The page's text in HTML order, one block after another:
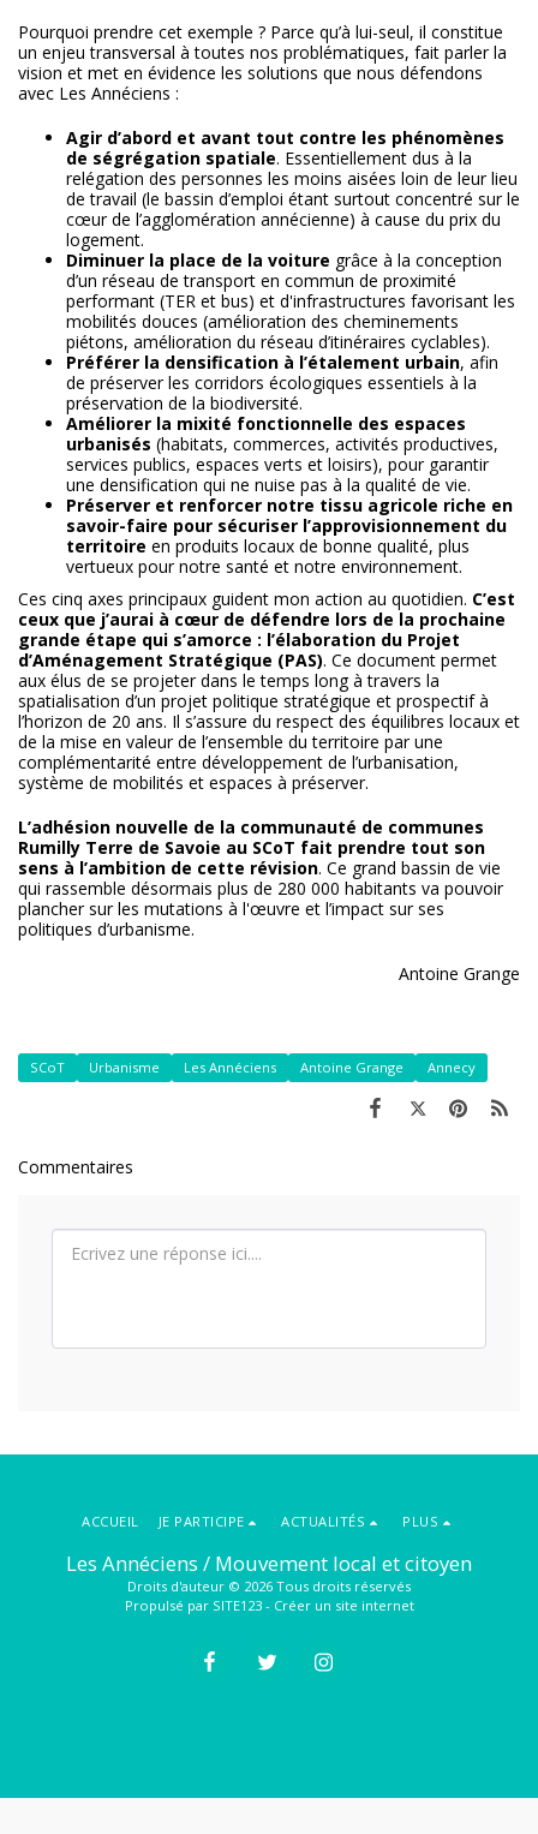
Pourquoi prendre cet exemple ? Parce qu’à lui-seul, il constitue
un enjeu transversal à toutes nos problématiques, fait parler la
vision et met en évidence les solutions que nous défendons
avec Les Annéciens :
Agir d’abord et avant tout contre les phénomènes
de ségrégation spatiale. Essentiellement dus à la
relégation des personnes les moins aisées loin de leur lieu
de travail (le bassin d’emploi étant surtout concentré sur le
cœur de l’agglomération annécienne) à cause du prix du
logement.
Diminuer la place de la voiture grâce à la conception
d’un réseau de transport en commun de proximité
performant (TER et bus) et d'infrastructures favorisant les
mobilités douces (amélioration des cheminements
piétons, amélioration du réseau d’itinéraires cyclables).
Préférer la densification à l’étalement urbain, afin
de préserver les corridors écologiques essentiels à la
préservation de la biodiversité.
Améliorer la mixité fonctionnelle des espaces
urbanisés (habitats, commerces, activités productives,
services publics, espaces verts et loisirs), pour garantir
une densification qui ne nuise pas à la qualité de vie.
Préserver et renforcer notre tissu agricole riche en
savoir-faire pour sécuriser l’approvisionnement du
territoire en produits locaux de bonne qualité, plus
vertueux pour notre santé et notre environnement.
Ces cinq axes principaux guident mon action au quotidien. C’est
ceux que j’aurai à cœur de défendre lors de la prochaine
grande étape qui s’amorce : l’élaboration du Projet
d’Aménagement Stratégique (PAS). Ce document permet
aux élus de se projeter dans le temps long à travers la
spatialisation d’un projet politique stratégique et prospectif à
l’horizon de 20 ans. Il s’assure du respect des équilibres locaux et
de la mise en valeur de l’ensemble du territoire par une
complémentarité entre développement de l’urbanisation,
système de mobilités et espaces à préserver.
L’adhésion nouvelle de la communauté de communes
Rumilly Terre de Savoie au SCoT fait prendre tout son
sens à l’ambition de cette révision. Ce grand bassin de vie
qui rassemble désormais plus de 280 000 habitants va pouvoir
plancher sur les mutations à l'œuvre et l’impact sur ses
politiques d’urbanisme.
Antoine Grange
SCoT Urbanisme Les Annéciens Antoine Grange Annecy
Commentaires
Les Annéciens / Mouvement local et citoyen
Droits d'auteur © 2026 Tous droits réservés
Propulsé par SITE123- Créer un site internet
ACCUEIL JE PARTICIPE ACTUALITÉS PLUS